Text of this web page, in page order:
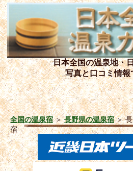
日本全国の温泉地・
写真と口コミ情報
全国の温泉宿＞長野県の温泉宿＞
宿